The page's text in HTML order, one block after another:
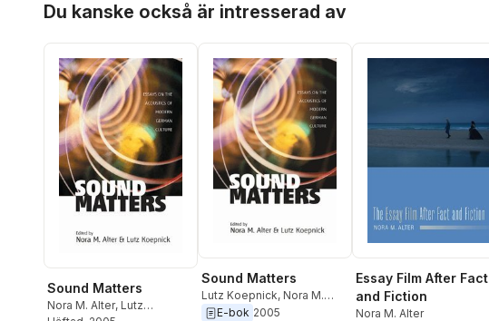
Du kanske också är intresserad av
Sound Matters
Nora M. Alter, Lutz
Sound Matters
Lutz Koepnick, Nora M.
AlterE-bok 2005
Essay Film After Fact
and Fiction
Nora M. Alter